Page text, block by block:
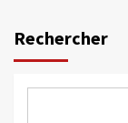
Rechercher